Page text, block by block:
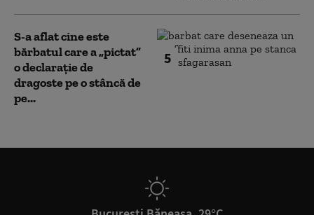
5
S-a aflat cine este
bărbatul care a „pictat”
o declarație de
dragoste pe o stâncă de
pe...